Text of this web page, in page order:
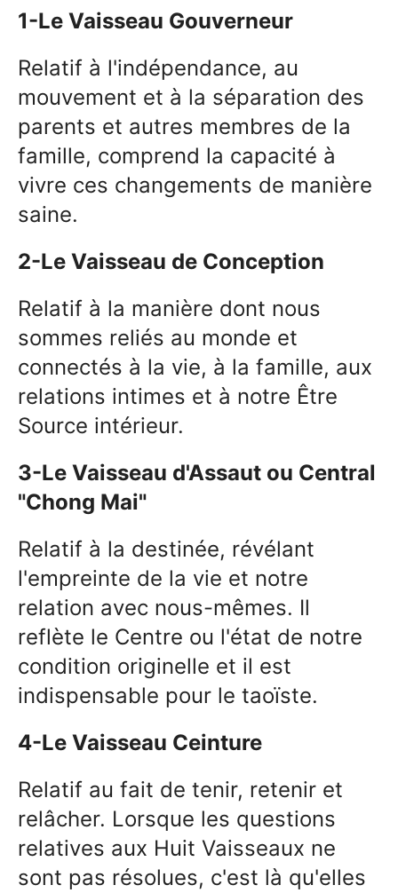
1-Le Vaisseau Gouverneur
Relatif à l'indépendance, au
mouvement et à la séparation des
parents et autres membres de la
famille, comprend la capacité à
vivre ces changements de manière
saine.
2-Le Vaisseau de Conception
Relatif à la manière dont nous
sommes reliés au monde et
connectés à la vie, à la famille, aux
relations intimes et à notre Être
Source intérieur.
3-Le Vaisseau d'Assaut ou Central
"Chong Mai"
Relatif à la destinée, révélant
l'empreinte de la vie et notre
relation avec nous-mêmes. Il
reflète le Centre ou l'état de notre
condition originelle et il est
indispensable pour le taoïste.
4-Le Vaisseau Ceinture
Relatif au fait de tenir, retenir et
relâcher. Lorsque les questions
relatives aux Huit Vaisseaux ne
sont pas résolues, c'est là qu'elles